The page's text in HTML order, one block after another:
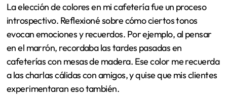
La elección de colores en mi cafetería fue un proceso
introspectivo. Reflexioné sobre cómo ciertos tonos
evocan emociones y recuerdos. Por ejemplo, al pensar
en el marrón, recordaba las tardes pasadas en
cafeterías con mesas de madera. Ese color me recuerda
a las charlas cálidas con amigos, y quise que mis clientes
experimentaran eso también.